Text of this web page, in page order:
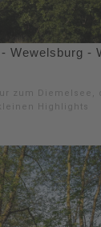
Wewelsburg -
zum Diemelsee,
Highlights